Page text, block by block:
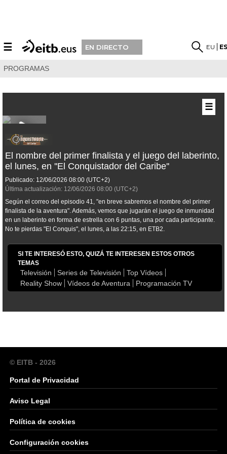
☰ EN DIRECTO EU
PROGRAMAS
El nombre del primer finalista y el juego del laberinto,
el lunes, en ''El Conquistador del Caribe''
Publicado: 12/06/2026 08:00 (UTC+2)
Última actualización: 12/06/2026 08:00 (UTC+2)
Según el correo del episodio 41, "en breve sabremos el nombre del primer
finalista de la aventura". Además, vemos que jugarán el juego de inmunidad
en un laberinto en forma de estrella con 6 puntas, una por cada participante.
No te pierdas "El Conquis", el lunes, a las 22:15, en ETB2.
SI TE INTERESÓ ESTO, QUIZÁ TE INTERESEN ESTOS OTROS
TEMAS
Televisión Series de Televisión
Top Vídeos
Reality Show
Vídeos de Aventura Programación TV
☰
© EITB - 2026
Portal de Privacidad
Aviso Legal
Política de cookies
Configuración cookies